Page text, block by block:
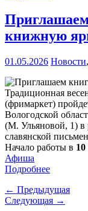
книжную
01.05.2026 Новости,
Традиционная
(фримаркет)
Вологодской
(М. Ульяновой, 1)
славянской
Начало работы в 10
Афиша
Подробнее
← Предыдущая
Следующая →